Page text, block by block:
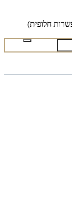
חלופית)